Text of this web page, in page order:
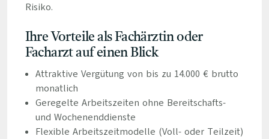
Risiko.
Ihre Vorteile als Fachärztin oder
Facharzt auf einen Blick
Attraktive Vergütung von bis zu 14.000 € brutto
monatlich
Geregelte Arbeitszeiten ohne Bereitschafts-
und Wochenenddienste
Flexible Arbeitszeitmodelle (Voll- oder Teilzeit)